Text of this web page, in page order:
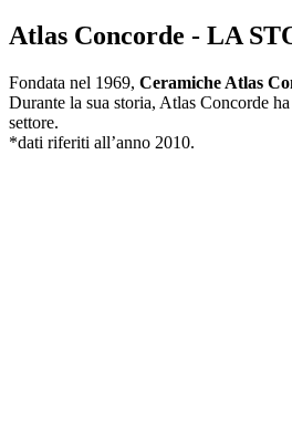
Atlas Concorde - LA
Fondata nel 1969, Ceramiche Atlas
Durante la sua storia, Atlas Concorde
settore.
*dati riferiti all’anno 2010.